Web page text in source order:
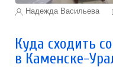
Надежда Васильева
Куда сходить
в Каменске-